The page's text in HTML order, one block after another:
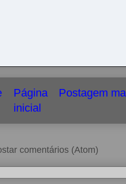
Postagem
Página
inicial
comentários (Atom)